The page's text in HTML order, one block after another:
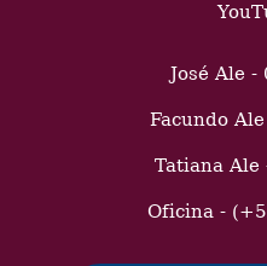
José Ale
Facundo
Tatiana Ale
Oficina -